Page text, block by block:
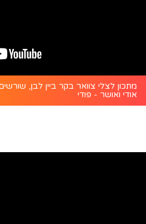
מתכון לצלי צוואר בקר ביין לבן,
אודי ואושר - פודי